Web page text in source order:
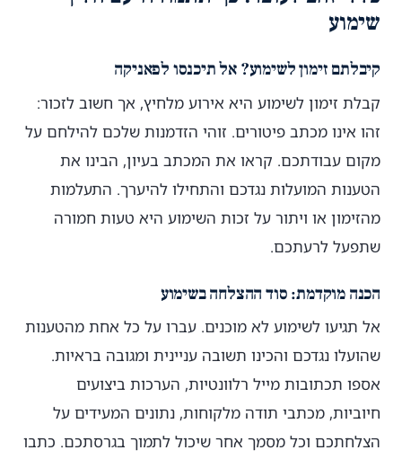
שימוע
קיבלתם זימון לשימוע? אל תיכנסו לפאניקה
קבלת זימון לשימוע היא אירוע מלחיץ, אך חשוב לזכור:
זהו אינו מכתב פיטורים. זוהי הזדמנות שלכם להילחם על
מקום עבודתכם. קראו את המכתב בעיון, הבינו את
הטענות המועלות נגדכם והתחילו להיערך. התעלמות
מהזימון או ויתור על זכות השימוע היא טעות חמורה
שתפעל לרעתכם.
הכנה מוקדמת: סוד ההצלחה בשימוע
אל תגיעו לשימוע לא מוכנים. עברו על כל אחת מהטענות
שהועלו נגדכם והכינו תשובה עניינית ומגובה בראיות.
אספו תכתובות מייל רלוונטיות, הערכות ביצועים
חיוביות, מכתבי תודה מלקוחות, נתונים המעידים על
הצלחתכם וכל מסמך אחר שיכול לתמוך בגרסתכם. כתבו